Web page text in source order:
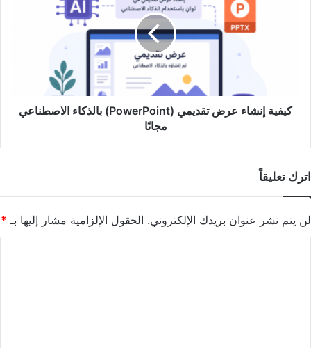
(PowerPoint)
كيفية إنشاء عرض تقديمي (PowerPoint) بالذكاء الاصطناعي
مجانًا
اترك تعليقاً
لن يتم نشر عنوان بريدك الإلكتروني. الحقول الإلزامية مشار إليها بـ *